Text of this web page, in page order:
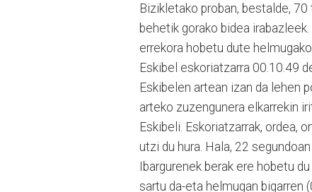
Bizikletako proban, bestalde,
behetik gorako bidea
errekora hobetu dute
Eskibel eskoriatzarra 00.10.49
Eskibelen artean izan da lehen
arteko zuzengunera elkarrekin
Eskibeli. Eskoriatzarrak, ordea,
utzi du hura. Hala, 22
Ibargurenek berak ere hobetu
sartu da-eta helmugan bigarren